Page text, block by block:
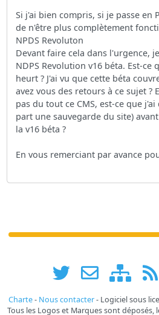
Si j'ai bien compris, si je passe en
de n'être plus complètement
NPDS Revoluton
Devant faire cela dans l'urgence,
NDPS Revolution v16 béta. Est-ce
heurt ? J'ai vu que cette béta
avez vous des retours à ce sujet ?
pas du tout ce CMS, est-ce que j'ai
part une sauvegarde du site)
la v16 béta ?
En vous remerciant par avance
Charte- Nous contacter- Logiciel sous
Tous les Logos et Marques sont déposés,